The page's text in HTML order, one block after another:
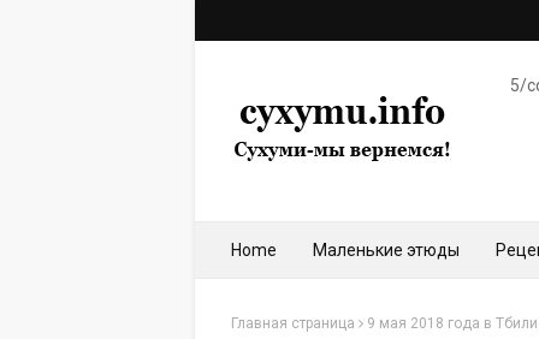
5/
Home Маленькие этюды
Главная страница 9 мая 2018 года в